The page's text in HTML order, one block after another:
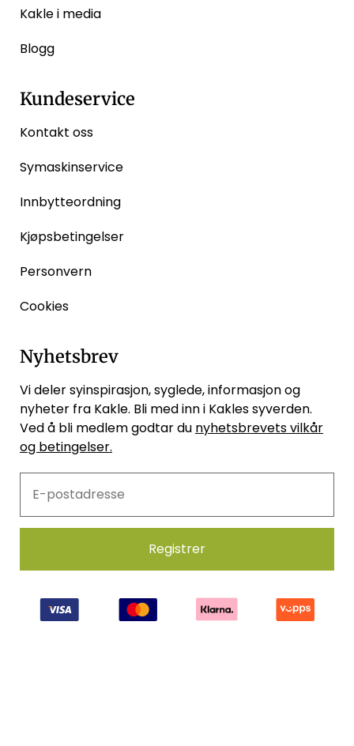
Kakle i media
Blogg
Kundeservice
Kontakt oss
Symaskinservice
Innbytteordning
Kjøpsbetingelser
Personvern
Cookies
Nyhetsbrev
Vi deler syinspirasjon, syglede, informasjon og
nyheter fra Kakle. Bli med inn i Kakles syverden.
Ved å bli medlem godtar du nyhetsbrevets vilkår
og betingelser.